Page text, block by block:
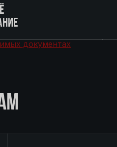
документах